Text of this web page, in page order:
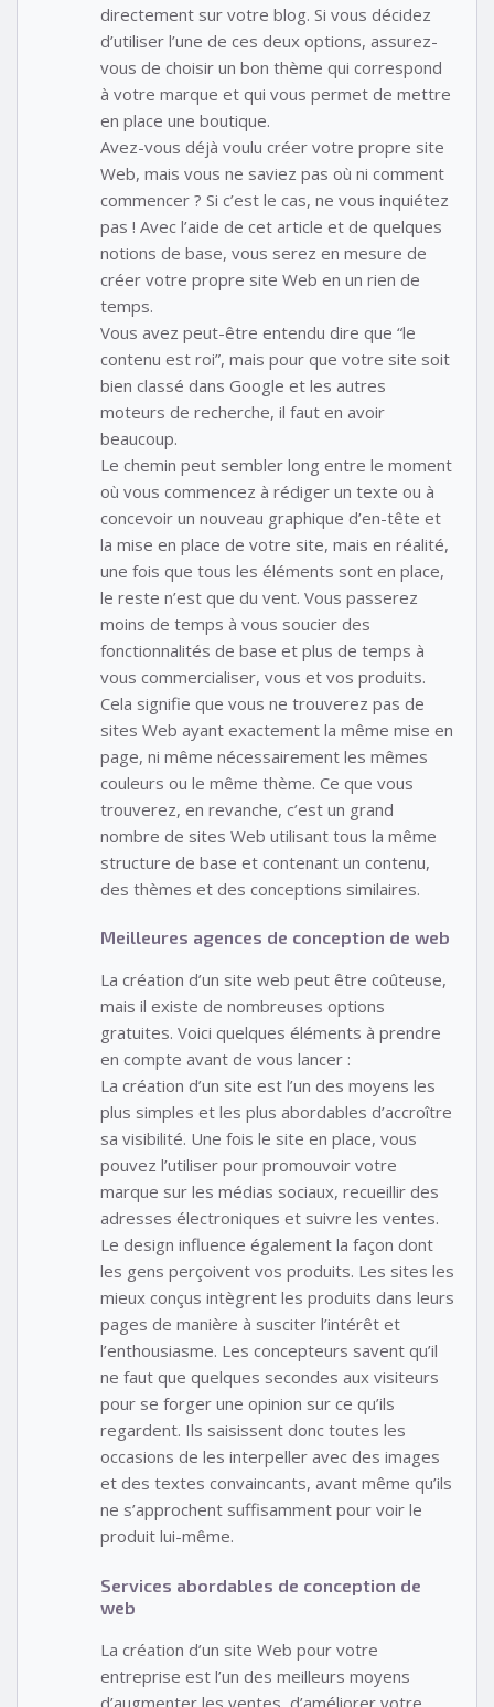
directement sur votre blog. Si vous décidez
d’utiliser l’une de ces deux options, assurez-
vous de choisir un bon thème qui correspond
à votre marque et qui vous permet de mettre
en place une boutique.
Avez-vous déjà voulu créer votre propre site
Web, mais vous ne saviez pas où ni comment
commencer ? Si c’est le cas, ne vous inquiétez
pas ! Avec l’aide de cet article et de quelques
notions de base, vous serez en mesure de
créer votre propre site Web en un rien de
temps.
Vous avez peut-être entendu dire que “le
contenu est roi”, mais pour que votre site soit
bien classé dans Google et les autres
moteurs de recherche, il faut en avoir
beaucoup.
Le chemin peut sembler long entre le moment
où vous commencez à rédiger un texte ou à
concevoir un nouveau graphique d’en-tête et
la mise en place de votre site, mais en réalité,
une fois que tous les éléments sont en place,
le reste n’est que du vent. Vous passerez
moins de temps à vous soucier des
fonctionnalités de base et plus de temps à
vous commercialiser, vous et vos produits.
Cela signifie que vous ne trouverez pas de
sites Web ayant exactement la même mise en
page, ni même nécessairement les mêmes
couleurs ou le même thème. Ce que vous
trouverez, en revanche, c’est un grand
nombre de sites Web utilisant tous la même
structure de base et contenant un contenu,
des thèmes et des conceptions similaires.
Meilleures agences de conception de web
La création d’un site web peut être coûteuse,
mais il existe de nombreuses options
gratuites. Voici quelques éléments à prendre
en compte avant de vous lancer :
La création d’un site est l’un des moyens les
plus simples et les plus abordables d’accroître
sa visibilité. Une fois le site en place, vous
pouvez l’utiliser pour promouvoir votre
marque sur les médias sociaux, recueillir des
adresses électroniques et suivre les ventes.
Le design influence également la façon dont
les gens perçoivent vos produits. Les sites les
mieux conçus intègrent les produits dans leurs
pages de manière à susciter l’intérêt et
l’enthousiasme. Les concepteurs savent qu’il
ne faut que quelques secondes aux visiteurs
pour se forger une opinion sur ce qu’ils
regardent. Ils saisissent donc toutes les
occasions de les interpeller avec des images
et des textes convaincants, avant même qu’ils
ne s’approchent suffisamment pour voir le
produit lui-même.
Services abordables de conception de
web
La création d’un site Web pour votre
entreprise est l’un des meilleurs moyens
d’augmenter les ventes, d’améliorer votre